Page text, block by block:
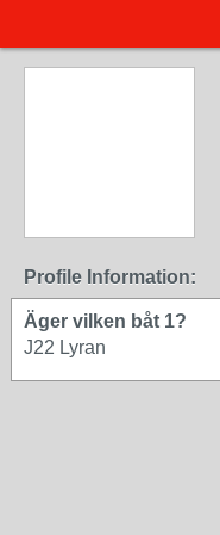
Profile Information:
Äger vilken båt 1?
J22 Lyran